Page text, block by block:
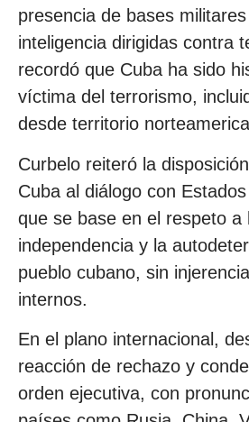
presencia de bases
inteligencia dirigidas contra
recordó que Cuba ha sido
víctima del terrorismo,
desde territorio
Curbelo reiteró la
Cuba al diálogo con
que se base en el respeto a
independencia y la
pueblo cubano, sin
internos.
En el plano internacional,
reacción de rechazo y
orden ejecutiva, con